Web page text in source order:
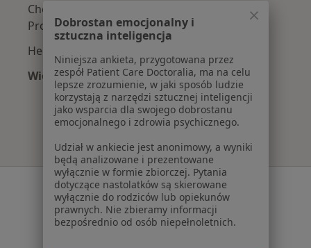
Choroby przewodu pokarmowego w
Proszowicach
Hemoroidy w Proszowicach
Więcej (13)
Więcej w kategorii: Najczęście leczone
Serwis
Regulamin
Polityka prywatności pacjentów
Dobrostan emocjonalny i
sztuczna inteligencja
Niniejsza ankieta, przygotowana przez
zespół Patient Care Doctoralia, ma na celu
lepsze zrozumienie, w jaki sposób ludzie
korzystają z narzędzi sztucznej inteligencji
jako wsparcia dla swojego dobrostanu
emocjonalnego i zdrowia psychicznego.
Udział w ankiecie jest anonimowy, a wyniki
będą analizowane i prezentowane
wyłącznie w formie zbiorczej. Pytania
dotyczące nastolatków są skierowane
wyłącznie do rodziców lub opiekunów
prawnych. Nie zbieramy informacji
bezpośrednio od osób niepełnoletnich.